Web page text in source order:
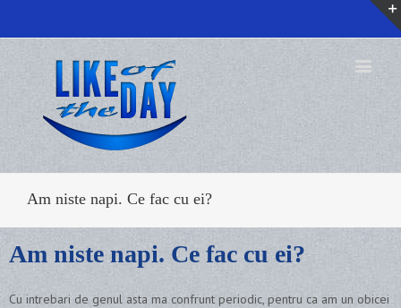
Am niste napi. Ce fac cu ei?
Am niste napi. Ce fac cu ei?
Cu intrebari de genul asta ma confrunt periodic, pentru ca am un obicei